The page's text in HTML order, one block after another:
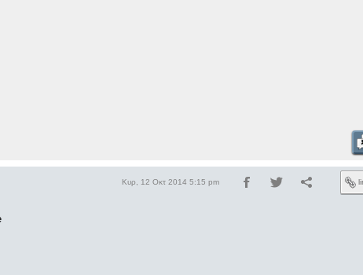
Κυρ, 12 Οκτ 2014 5:15 pm